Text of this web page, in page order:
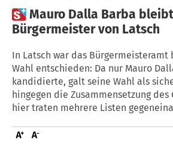
Mauro Dalla Barba bleibt
Bürgermeister von Latsch
In Latsch war das
Wahl entschieden: Da nur Mauro
kandidierte, galt seine Wahl als
hingegen die Zusammensetzung des
hier traten mehrere Listen